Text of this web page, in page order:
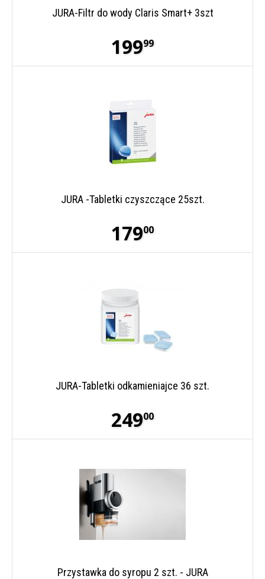
JURA-Filtr do wody Claris Smart+ 3szt
19999
JURA -Tabletki czyszczące 25szt.
17900
JURA-Tabletki odkamieniajce 36 szt.
24900
Przystawka do syropu 2 szt. - JURA